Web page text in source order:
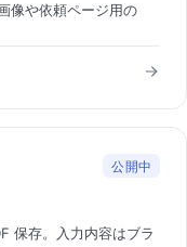
像や依頼ページ用の
公開中
保存。入力内容はブラ